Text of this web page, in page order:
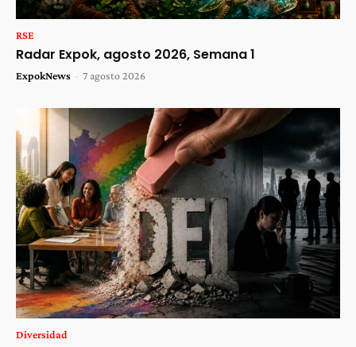
RSE
Radar Expok, agosto 2026, Semana 1
ExpokNews - 7 agosto 2026
Diversidad